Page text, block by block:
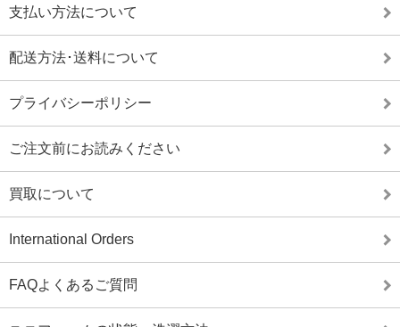
支払い方法について
配送方法･送料について
プライバシーポリシー
ご注文前にお読みください
買取について
International Orders
FAQよくあるご質問